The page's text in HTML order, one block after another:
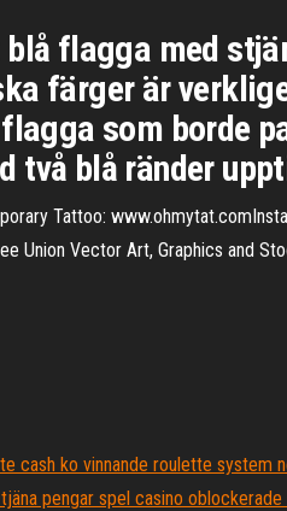
blå flagga med
färger är
som borde
två blå ränder
Tattoo:
Union Vector Art, Graphics and
cash ko vinnande roulette system
tjäna pengar spel casino oblockerade